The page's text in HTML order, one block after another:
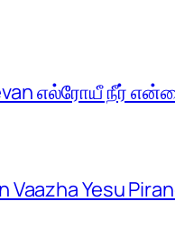
எல்ரோயீ நீர்
Vaazha Yesu